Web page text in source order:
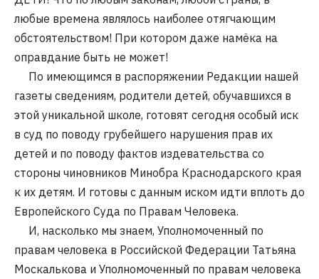
любые времена являлось наиболее отягчающим
обстоятельством! При котором даже намёка на
оправдание быть не может!
По имеющимся в распоряжении Редакции нашей
газеты сведениям, родители детей, обучавшихся в
этой уникальной школе, готовят сегодня особый иск
в суд по поводу грубейшего нарушения прав их
детей и по поводу фактов издевательства со
стороны чиновников Минобра Краснодарского края
к их детям. И готовы с данным иском идти вплоть до
Европейского Суда по Правам Человека.
И, насколько мы знаем, Уполномоченный по
правам человека в Российской Федерации Татьяна
Москалькова и Уполномоченный по правам человека